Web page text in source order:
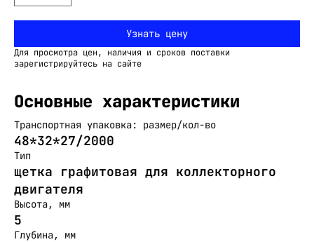
Узнать цену
Для просмотра цен, наличия и сроков поставки
зарегистрируйтесь на сайте
Основные характеристики
Транспортная упаковка: размер/кол-во
48*32*27/2000
Тип
щетка графитовая для коллекторного
двигателя
Высота, мм
5
Глубина, мм